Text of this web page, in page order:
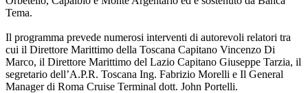
Tema.
Il programma prevede numerosi interventi di autorevoli relatori tra
cui il Direttore Marittimo della Toscana Capitano Vincenzo Di
Marco, il Direttore Marittimo del Lazio Capitano Giuseppe Tarzia, il
segretario dell’A.P.R. Toscana Ing. Fabrizio Morelli e Il General
Manager di Roma Cruise Terminal dott. John Portelli.